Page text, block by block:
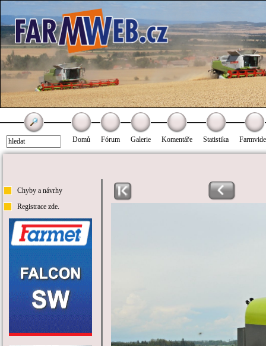
Domů Fórum Galerie Komentáře Statistika
Chyby a návrhy
Registrace zde.